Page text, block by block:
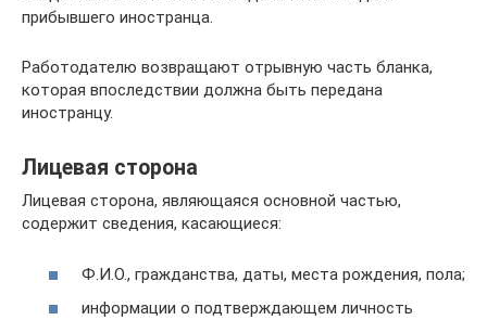
прибывшего иностранца.
Работодателю возвращают отрывную часть бланка,
которая впоследствии должна быть передана
иностранцу.
Лицевая сторона
Лицевая сторона, являющаяся основной частью,
содержит сведения, касающиеся:
Ф.И.О., гражданства, даты, места рождения, пола;
информации о подтверждающем личность